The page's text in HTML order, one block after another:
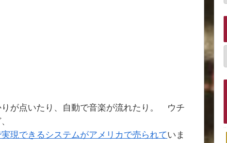
が点いたり、自動で音楽が流れたり。 ウチ
現できるシステムがアメリカで売られていま